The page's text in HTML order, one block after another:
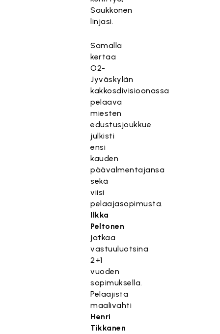
Saukkonen
linjasi.
Samalla
kertaa
O2-
Jyväskylän
kakkosdivisioonassa
pelaava
miesten
edustusjoukkue
julkisti
ensi
kauden
päävalmentajansa
sekä
viisi
pelaajasopimusta.
Ilkka
Peltonen
jatkaa
vastuuluotsina
2+1
vuoden
sopimuksella.
Pelaajista
maalivahti
Henri
Tikkanen